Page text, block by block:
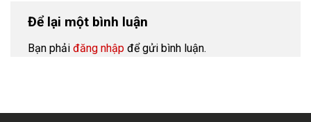
Để lại một bình luận
Bạn phải đăng nhập để gửi bình luận.